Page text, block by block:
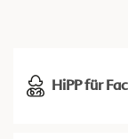
HiPP für